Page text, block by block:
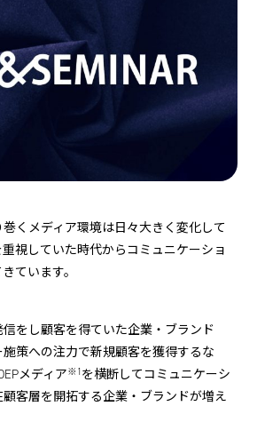
くメディア環境は日々大きく変化して
視していた時代からコミュニケーショ
ています。
をし顧客を得ていた企業・ブランド
策への注力で新規顧客を獲得するな
メディア※1 を横断してコミュニケーシ
客層を開拓する企業・ブランドが増え